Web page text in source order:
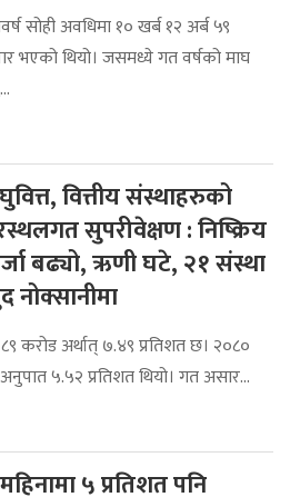
सोही अवधिमा १० खर्ब १२ अर्ब ५९
भएको थियो। जसमध्ये गत वर्षको माघ
वित्तीय संस्थाहरुको
सुपरीवेक्षण : निष्क्रिय
बढ्यो, ऋणी घटे, २१ संस्था
नोक्सानीमा
करोड अर्थात् ७.४९ प्रतिशत छ। २०८०
५.५२ प्रतिशत थियो। गत असार...
५ प्रतिशत पनि